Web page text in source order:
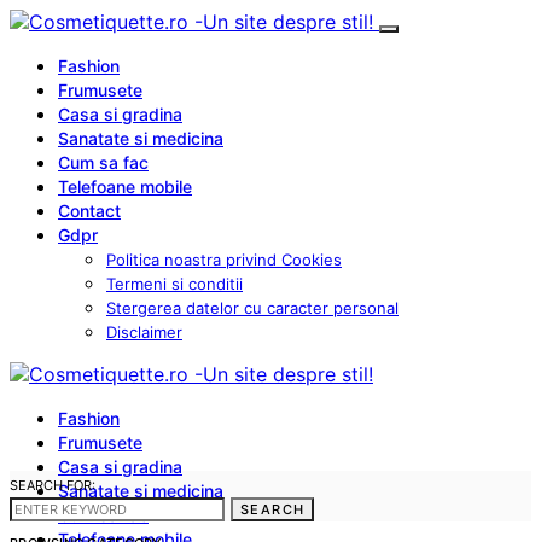
Fashion
Frumusete
Casa si gradina
Sanatate si medicina
Cum sa fac
Telefoane mobile
Contact
Gdpr
Politica noastra privind Cookies
Termeni si conditii
Stergerea datelor cu caracter personal
Disclaimer
Fashion
Frumusete
Casa si gradina
Sanatate si medicina
Cum sa fac
SEARCH FOR:
SEARCH